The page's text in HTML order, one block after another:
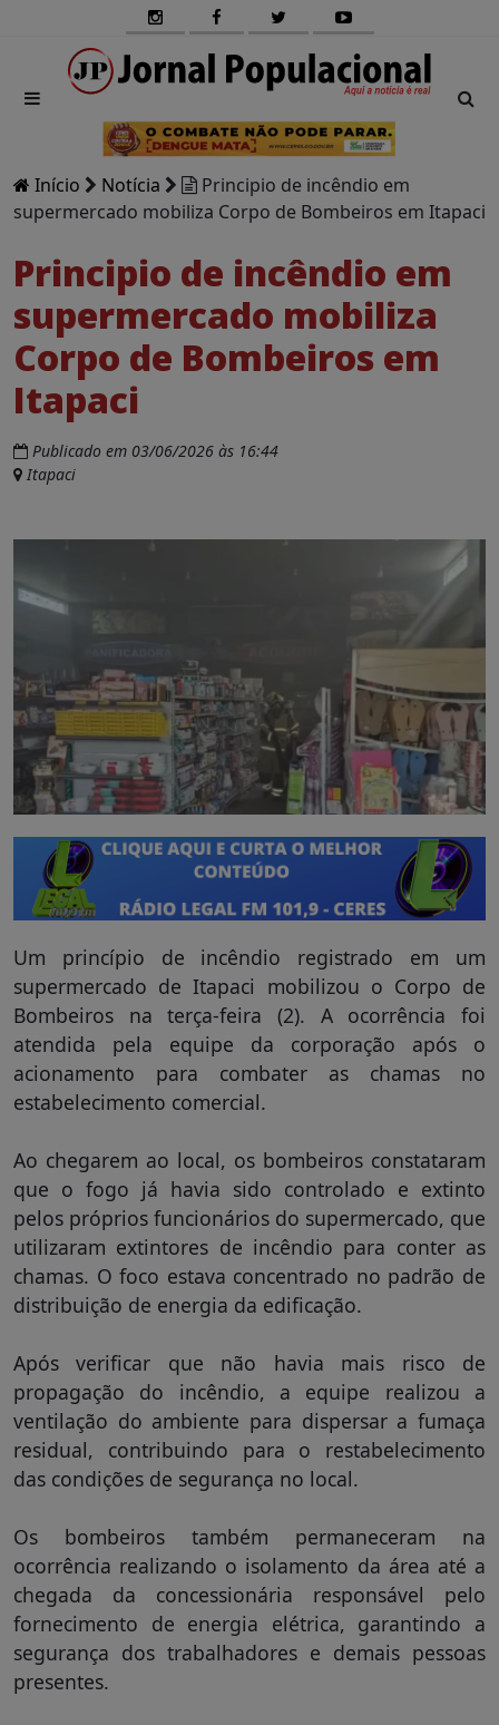
Início Notícia
Principio de incêndio em
supermercado mobiliza Corpo de Bombeiros em Itapaci
Principio de incêndio em
supermercado mobiliza
Corpo de Bombeiros em
Itapaci
Publicado em 03/06/2026 às 16:44
Itapaci
Um princípio de incêndio registrado em um
supermercado de Itapaci mobilizou o Corpo de
Bombeiros na terça-feira (2). A ocorrência foi
atendida pela equipe da corporação após o
acionamento para combater as chamas no
estabelecimento comercial.
Ao chegarem ao local, os bombeiros constataram
que o fogo já havia sido controlado e extinto
pelos próprios funcionários do supermercado, que
utilizaram extintores de incêndio para conter as
chamas. O foco estava concentrado no padrão de
distribuição de energia da edificação.
Após verificar que não havia mais risco de
propagação do incêndio, a equipe realizou a
ventilação do ambiente para dispersar a fumaça
residual, contribuindo para o restabelecimento
das condições de segurança no local.
Os bombeiros também permaneceram na
ocorrência realizando o isolamento da área até a
chegada da concessionária responsável pelo
fornecimento de energia elétrica, garantindo a
segurança dos trabalhadores e demais pessoas
presentes.